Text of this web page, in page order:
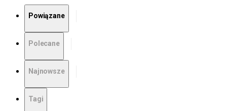
Powiązane
Polecane
Najnowsze
Tagi